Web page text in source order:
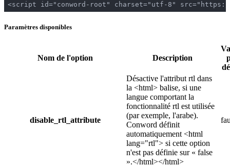
<script id="conword-root" charset="utf-8"
Paramètres disponibles
Nom de l'option Description
disable_rtl_attribute
Désactive l'attribut rtl dans
la <html> balise, si une
langue comportant la
fonctionnalité rtl est utilisée
(par exemple, l'arabe).
Conword définit
automatiquement <html
lang="rtl"> si cette option
n'est pas définie sur « false
».</html></html>